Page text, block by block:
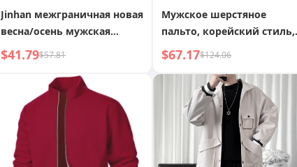
Jinhan межграничная новая
весна/осень мужская
куртка иностранной
торговли с воротником-
стойкой, молнией,
однотонная куртка
бесплатная доставка
$41.79$57.81
Мужское шерстяное
пальто, корейский стиль,
модное, молодежное,
средней длины, осень,
большой размер, кожаная
куртка, дропшиппинг
$67.17$124.06